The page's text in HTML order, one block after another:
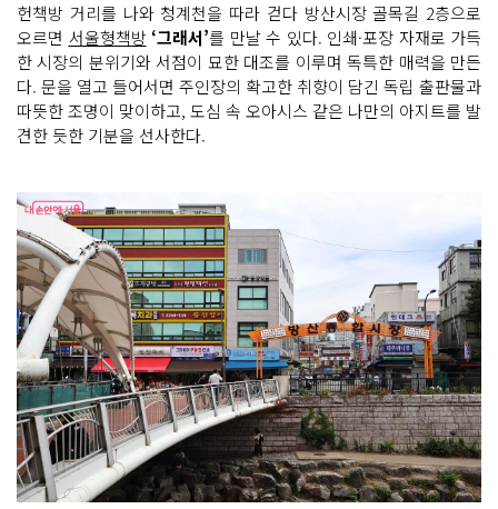
헌책방 거리를 나와 청계천을 따라 걷다 방산시장 골목길 2층으로
오르면 서울형책방 ‘그래서’를 만날 수 있다. 인쇄·포장 자재로 가득
한 시장의 분위기와 서점이 묘한 대조를 이루며 독특한 매력을 만든
다. 문을 열고 들어서면 주인장의 확고한 취향이 담긴 독립 출판물과
따뜻한 조명이 맞이하고, 도심 속 오아시스 같은 나만의 아지트를 발
견한 듯한 기분을 선사한다.